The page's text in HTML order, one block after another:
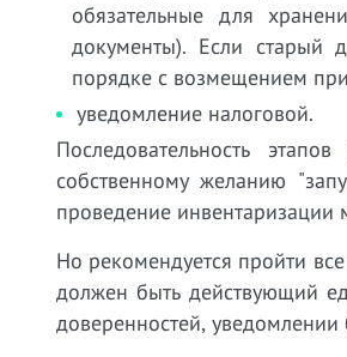
обязательные для
документы). Если старый
порядке с возмещением
уведомление налоговой.
Последовательность
собственному желанию
проведение инвентаризации
Но рекомендуется пройти
должен быть действующий
доверенностей, уведомлении